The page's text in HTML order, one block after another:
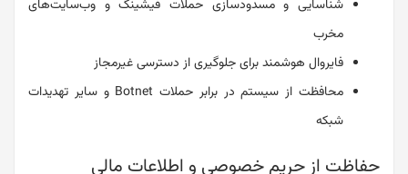
شناسایی و مسدودسازی حملات فیشینگ و وب‌سایت‌های
مخرب
فایروال هوشمند برای جلوگیری از دسترسی غیرمجاز
محافظت از سیستم در برابر حملات Botnet و سایر تهدیدات
شبکه
حفاظت از حریم خصوصی و اطلاعات مالی